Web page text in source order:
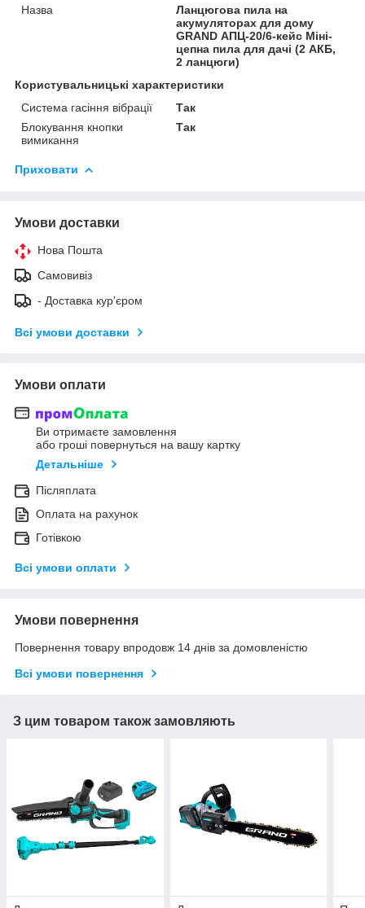
Назва
Ланцюгова пила на
акумуляторах для дому
GRAND АПЦ-20/6-кейс Міні-
цепна пила для дачі (2 АКБ,
2 ланцюги)
Користувальницькі характеристики
Система гасіння вібрації
Так
Блокування кнопки
вимикання
Так
Приховати
Умови доставки
Нова Пошта
Самовивіз
- Доставка кур'єром
Всі умови доставки
Умови оплати
Ви отримаєте замовлення
або гроші повернуться на вашу картку
Детальніше
Післяплата
Оплата на рахунок
Готівкою
Всі умови оплати
Умови повернення
Повернення товару впродовж 14 днів за домовленістю
Всі умови повернення
З цим товаром також замовляють